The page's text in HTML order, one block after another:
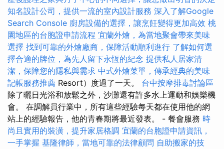
知名設計公司，提供一流的室內設計服務 深入了解Google
Search Console 廚房設備的選擇，讓烹飪變得更加高效 桃
園地區的台胞證申請流程 宜蘭外燴，為當地聚會帶來美味
選擇 找到可靠的外燴廠商，保障活動順利進行 了解如何選
擇合適的牌位，為先人留下永恆的紀念 提供私人居家清
潔，保障您的隱私與需求 中式外燴菜單，傳承經典的美味
記帳服務推薦 Resort）度過了一天。 台中按摩排毒討論區
除了曬日光浴和放鬆之外，沙灘還有許多水上運動和娛樂機
會。 在調解員行業中，所有這些經驗每天都在使用他的網
站上的經驗報告，他的青春期將最近發表。 - 餐會服務 時
尚且實用的裝潢，提升家居格調 宜蘭的台胞證申請資訊，
一手掌握 基隆律師，當地可靠的法律顧問 自助搬家的技